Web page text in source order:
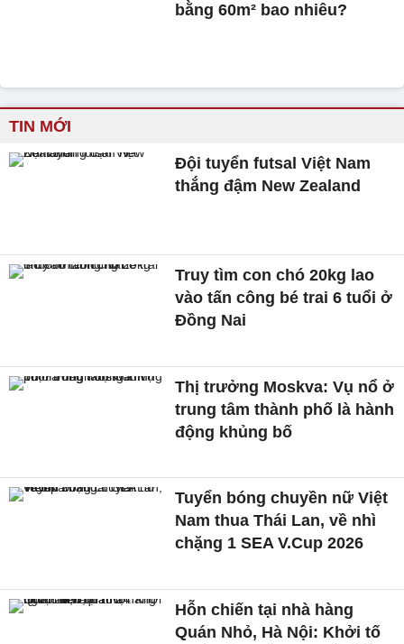
bằng 60m² bao nhiêu?
TIN MỚI
Đội tuyển futsal Việt Nam
thắng đậm New Zealand
Truy tìm con chó 20kg lao
vào tấn công bé trai 6 tuổi ở
Đồng Nai
Thị trưởng Moskva: Vụ nổ ở
trung tâm thành phố là hành
động khủng bố
Tuyển bóng chuyền nữ Việt
Nam thua Thái Lan, về nhì
chặng 1 SEA V.Cup 2026
Hỗn chiến tại nhà hàng
Quán Nhỏ, Hà Nội: Khởi tố